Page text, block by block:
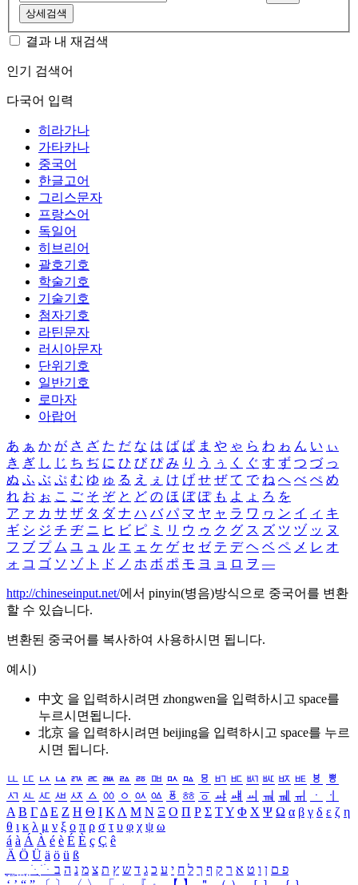
상세검색
결과 내 재검색
인기 검색어
다국어 입력
히라가나
가타카나
중국어
한글고어
그리스문자
프랑스어
독일어
히브리어
괄호기호
학술기호
기술기호
첨자기호
라틴문자
러시아문자
단위기호
일반기호
로마자
아랍어
あ ぁ か が さ ざ た だ な は ば ぱ ま や ゃ ら わ ゎ ん い ぃ
き ぎ し じ ち ぢ に ひ び ぴ み り う ぅ く ぐ す ず つ づ っ
ぬ ふ ぶ ぷ む ゆ ゅ る え ぇ け げ せ ぜ て で ね へ べ ぺ め
れ お ぉ こ ご そ ぞ と ど の ほ ぼ ぽ も よ ょ ろ を
ア ァ カ サ ザ タ ダ ナ ハ バ パ マ ヤ ャ ラ ワ ヮ ン イ ィ キ
ギ シ ジ チ ヂ ニ ヒ ビ ピ ミ リ ウ ゥ ク グ ス ズ ツ ヅ ッ ヌ
フ ブ プ ム ユ ュ ル エ ェ ケ ゲ セ ゼ テ デ ヘ ベ ペ メ レ オ
ォ コ ゴ ソ ゾ ト ド ノ ホ ボ ポ モ ヨ ョ ロ ヲ ―
http://chineseinput.net/에서 pinyin(병음)방식으로 중국어를 변환
할 수 있습니다.
변환된 중국어를 복사하여 사용하시면 됩니다.
예시)
中文 을 입력하시려면 zhongwen을 입력하시고 space를
누르시면됩니다.
北京 을 입력하시려면 beijing을 입력하시고 space를 누르
시면 됩니다.
ㅥ ㅦ ㅧ ㅨ ㅩ ㅪ ㅫ ㅬ ㅭ ㅮ ㅯ ㅰ ㅱ ㅲ ㅳ ㅴ ㅵ ㅶ ㅷ ㅸ
ㅹ
ㅺ ㅻ ㅼ ㅽ ㅾ ㅿ ㆀ ㆁ ㆂ ㆃ ㆄ ㆅ ㆆ ㆇ ㆈ ㆉ ㆊ ㆋ ㆌ ㆍ
ㆎ
Α Β ΓΔ Ε Ζ Η Θ Ι ΚΛ Μ Ν Ξ Ο Π Ρ Σ ΤΥ Φ Χ Ψ Ω α β γ δ ε ζ η
θ ι κ λ μ ν ξ ο π ρ σ τ υ φ χ ψ ω
á à Á À é è É È ç Ç ê
Ä Ö Ü ä ö ü ß
ִֶֹ ֻּ ׁׂ פ ם ן ו ט א ר ק ף ך ל ח י ע כ ג ד ש ץ ת צ מ נ ה ב